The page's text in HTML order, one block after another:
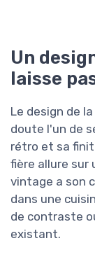
Un
laisse
Le design de
doute l'un de
rétro et sa
fière allure sur
vintage a son
dans une
de contraste
existant.